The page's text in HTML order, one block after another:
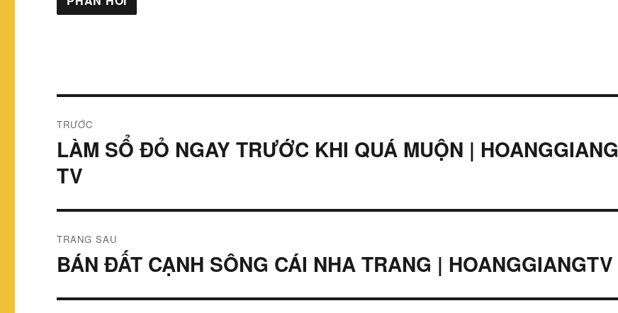
hướng
bài
TRƯỚC
Bài
viết
trước:
LÀM SỔ ĐỎ NGAY TRƯỚC KHI QUÁ MUỘN | HOANGGIANG
TV
TRANG SAU
Bài
theo:
BÁN ĐẤT CẠNH SÔNG CÁI NHA TRANG | HOANGGIANGTV